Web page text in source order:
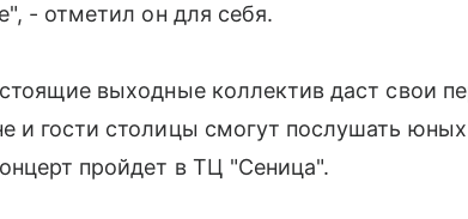
- отметил он для себя.
выходные коллектив даст свои
и гости столицы смогут послушать
пройдет в ТЦ "Сеница".